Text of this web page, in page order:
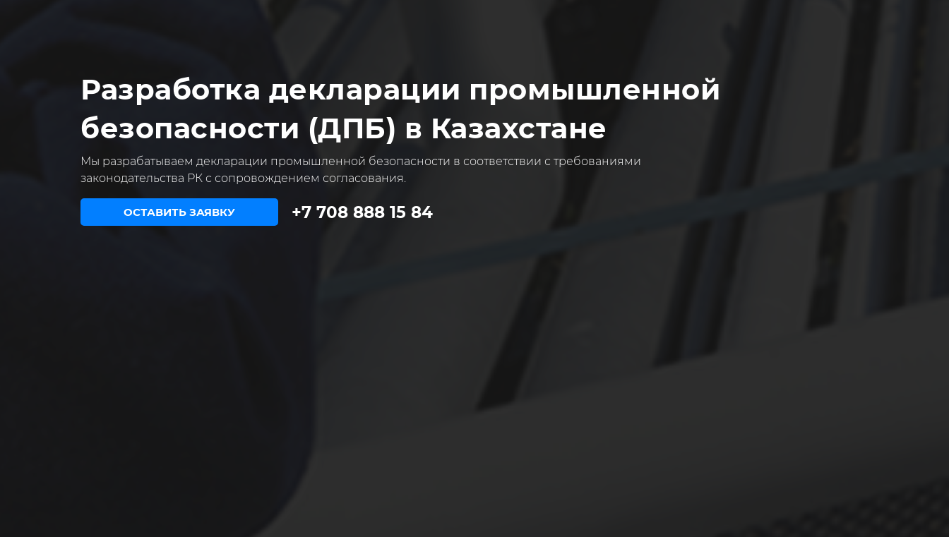
Разработка декларации промышленной
безопасности (ДПБ) в Казахстане
Мы разрабатываем декларации промышленной безопасности в соответствии с требованиями
законодательства РК с сопровождением согласования.
ОСТАВИТЬ ЗАЯВКУ +7 708 888 15 84